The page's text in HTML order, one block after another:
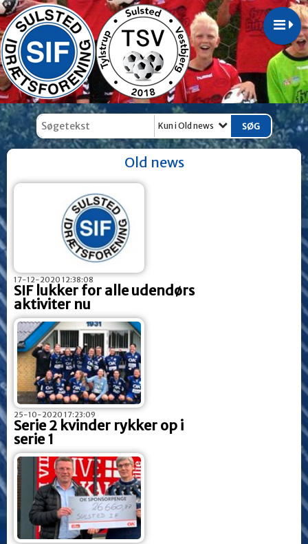
Kun i Old news
Old news
17-12-2020 12:38:08
SIF lukker for alle udendørs
aktiviter nu
25-10-2020 17:23:09
Serie 2 kvinder rykker op i
serie 1